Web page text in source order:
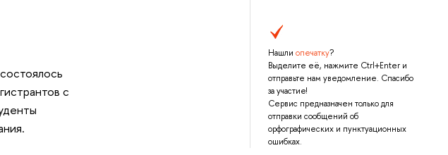
Нашли опечатку?
Выделите её, нажмите Ctrl+Enter и
отправьте нам уведомление. Спасибо
за участие!
Сервис предназначен только для
отправки сообщений об
орфографических и пунктуационных
ошибках.
с